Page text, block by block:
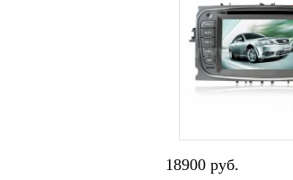
18900 руб.